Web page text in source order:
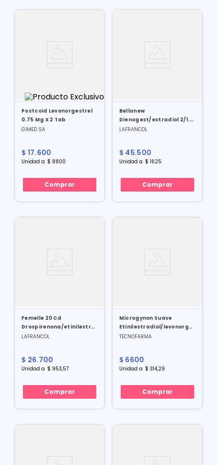
Postcoid Levonorgestrel
0.75 Mg X 2 Tab
GIMED SA
$ 17.600
Unidad a $ 8800
Comprar
Bellanew
Dienogest/estradiol 2/1.5
Mg X 28 Tab
LAFRANCOL
$ 45.500
Unidad a $ 1625
Comprar
Femelle 20 Cd
Drospirenona/etinilestradiol
3/0.02 Mg X 28 Tabl
LAFRANCOL
$ 26.700
Unidad a $ 953,57
Comprar
Microgynon Suave
Etinilestradiol/levonorgestrel
0.02/0.1 Mg X 21 Grageas
TECNOFARMA
$ 6600
Unidad a $ 314,29
Comprar